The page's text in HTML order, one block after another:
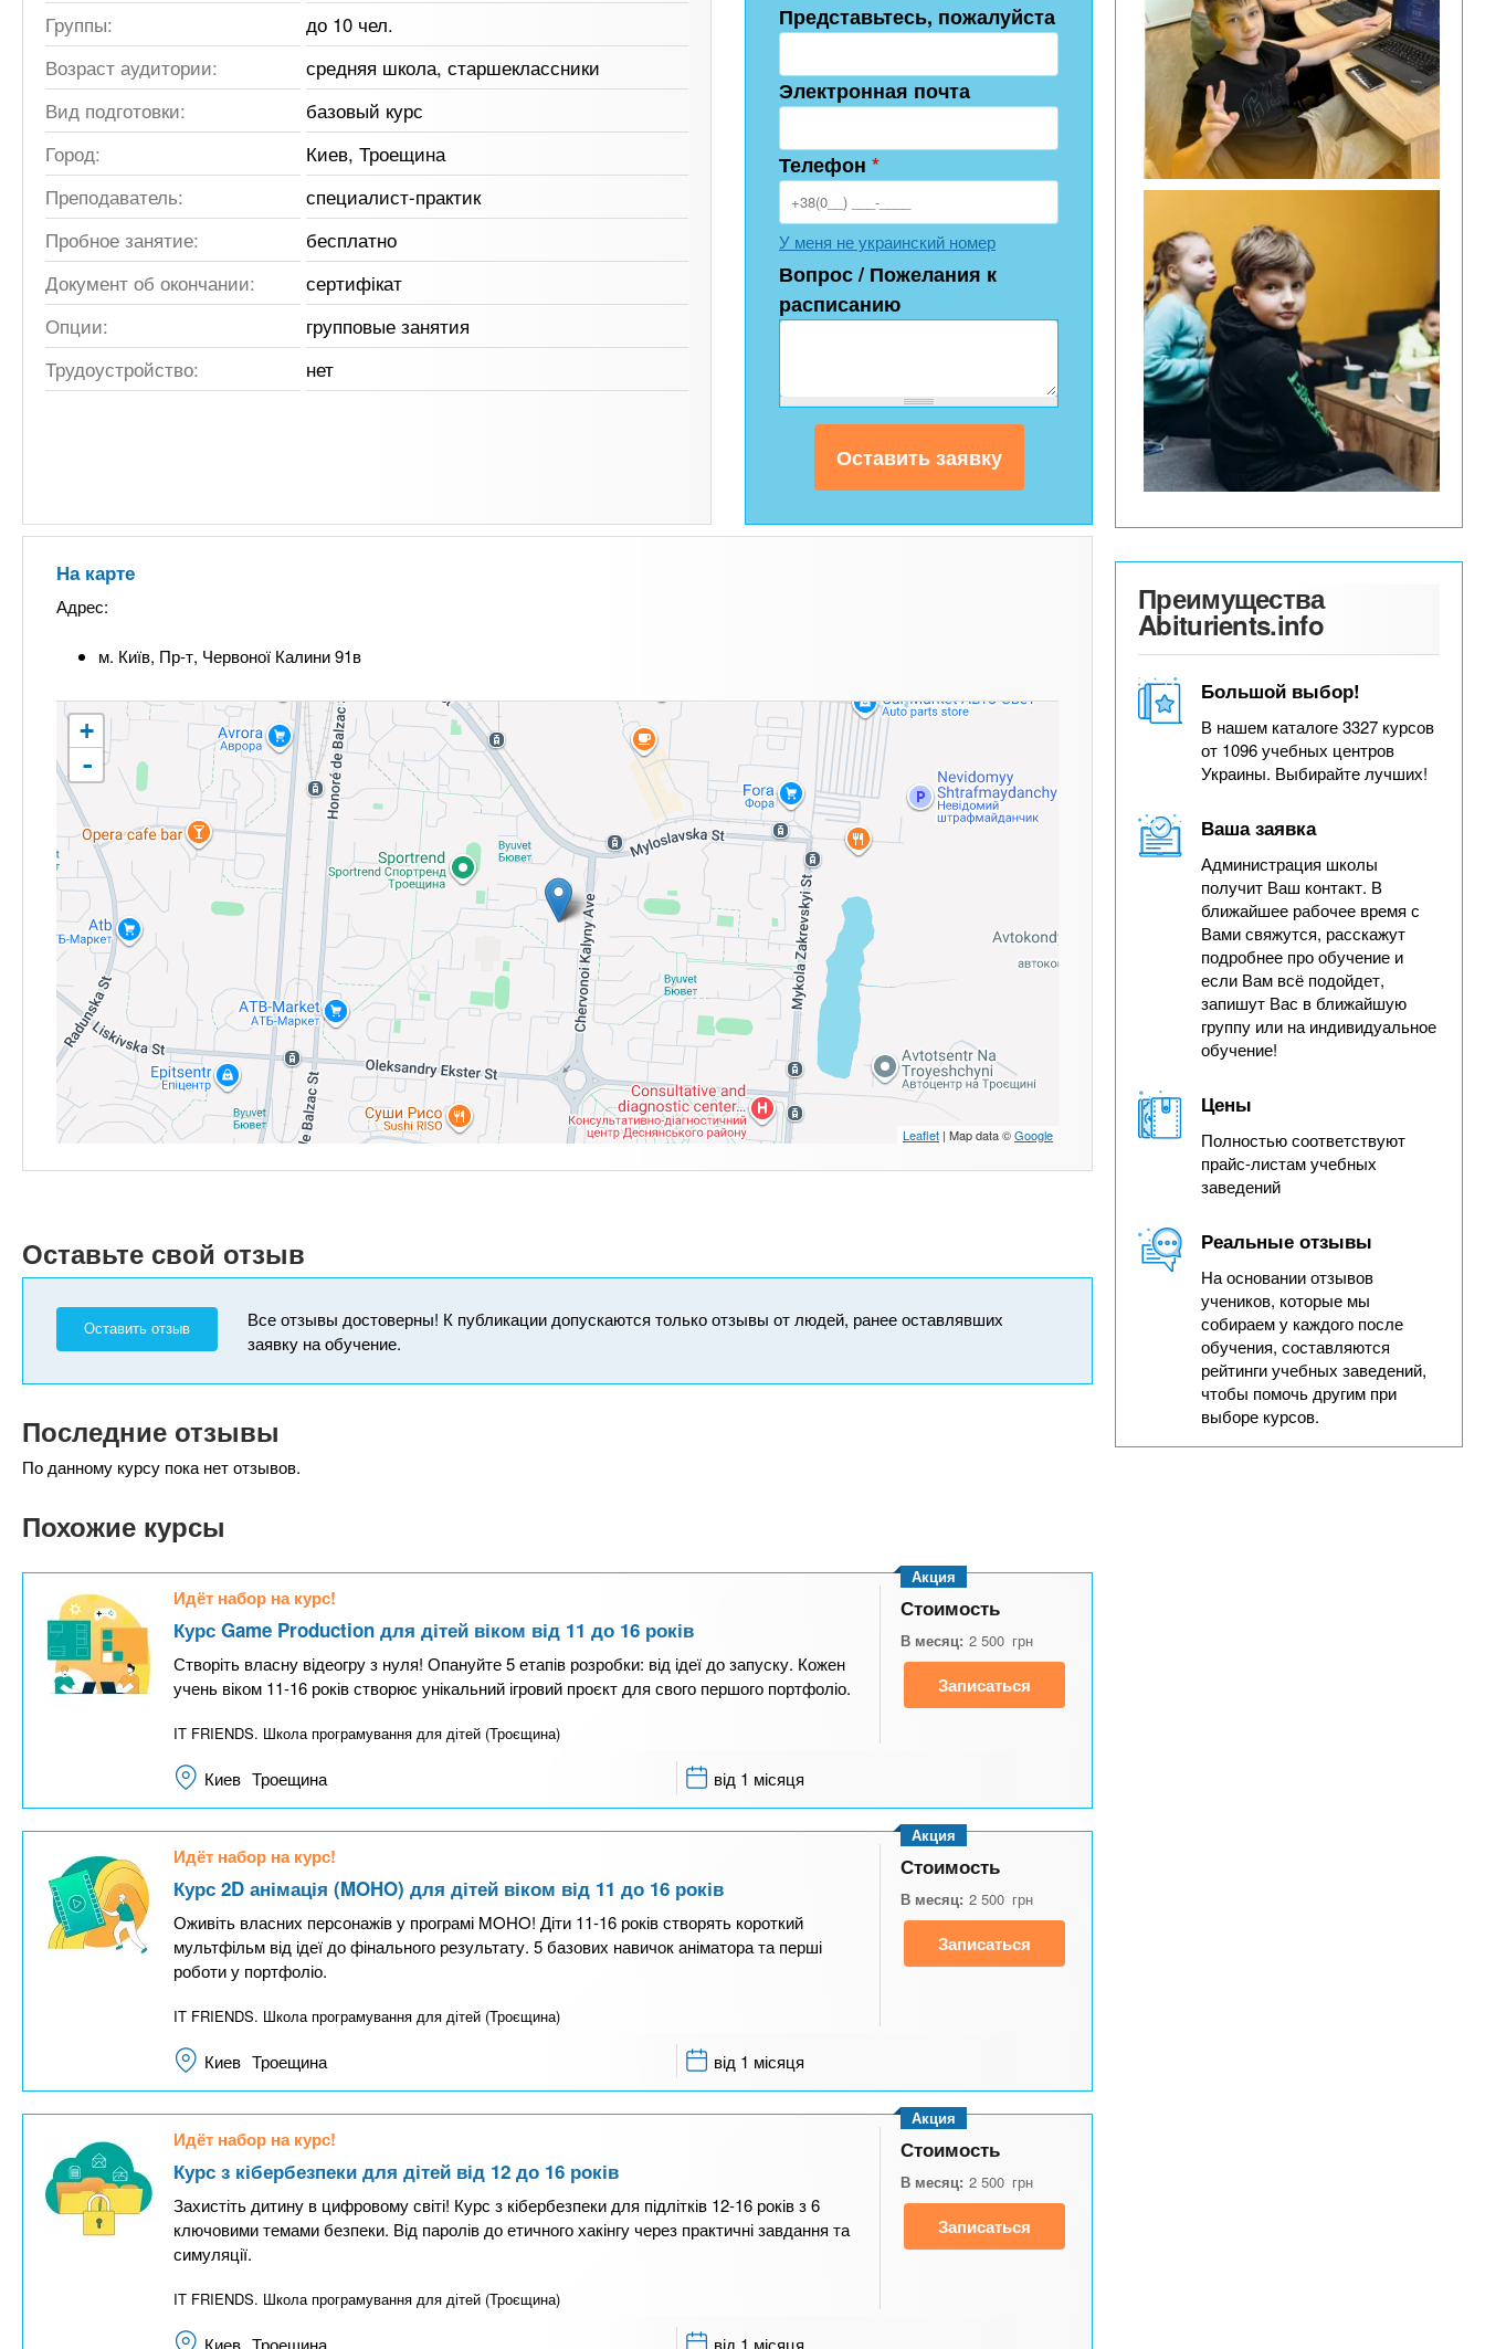
Группы:
до 10 чел.
Возраст аудитории:
средняя школа, старшеклассники
Вид подготовки:
базовый курс
Город:
Киев, Троещина
Преподаватель:
специалист-практик
Пробное занятие:
бесплатно
Документ об окончании:
сертифікат
Опции:
групповые занятия
Трудоустройство:
нет
Представьтесь, пожалуйста
Электронная почта
Телефон *
У меня не украинский номер
Вопрос / Пожелания к
расписанию
На карте
Адрес:
м. Київ, Пр-т, Червоної Калини 91в
+
-
Leaflet | Map data ©Google
Оставьте свой отзыв
Оставить отзыв
Все отзывы достоверны! К публикации допускаются только отзывы от людей, ранее оставлявших
заявку на обучение.
Последние отзывы
По данному курсу пока нет отзывов.
Похожие курсы
Идёт набор на курс!
Курс Game Production для дітей віком від 11 до 16 років
Створіть власну відеогру з нуля! Опануйте 5 етапів розробки: від ідеї до запуску. Кожен
учень віком 11-16 років створює унікальний ігровий проєкт для свого першого портфоліо.
IT FRIENDS. Школа програмування для дітей (Троєщина)
Акция
Стоимость
В месяц: 2 500 грн
Записаться
Киев Троещина від 1 місяця
Идёт набор на курс!
Курс 2D анімація (MOHO) для дітей віком від 11 до 16 років
Оживіть власних персонажів у програмі MOHO! Діти 11-16 років створять короткий
мультфільм від ідеї до фінального результату. 5 базових навичок аніматора та перші
роботи у портфоліо.
IT FRIENDS. Школа програмування для дітей (Троєщина)
Акция
Стоимость
В месяц: 2 500 грн
Записаться
Киев Троещина від 1 місяця
Идёт набор на курс!
Курс з кібербезпеки для дітей від 12 до 16 років
Захистіть дитину в цифровому світі! Курс з кібербезпеки для підлітків 12-16 років з 6
ключовими темами безпеки. Від паролів до етичного хакінгу через практичні завдання та
симуляції.
IT FRIENDS. Школа програмування для дітей (Троєщина)
Акция
Стоимость
В месяц: 2 500 грн
Записаться
Киев Троещина від 1 місяця
Преимущества
Abiturients.info
Большой выбор!
В нашем каталоге 3327 курсов
от 1096 учебных центров
Украины. Выбирайте лучших!
Ваша заявка
Администрация школы
получит Ваш контакт. В
ближайшее рабочее время с
Вами свяжутся, расскажут
подробнее про обучение и
если Вам всё подойдет,
запишут Вас в ближайшую
группу или на индивидуальное
обучение!
Цены
Полностью соответствуют
прайс-листам учебных
заведений
Реальные отзывы
На основании отзывов
учеников, которые мы
собираем у каждого после
обучения, составляются
рейтинги учебных заведений,
чтобы помочь другим при
выборе курсов.